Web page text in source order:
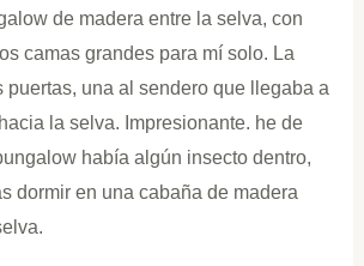
de madera entre la selva, con
camas grandes para mí solo. La
puertas, una al sendero que llegaba a
la selva. Impresionante. he de
había algún insecto dentro,
dormir en una cabaña de madera